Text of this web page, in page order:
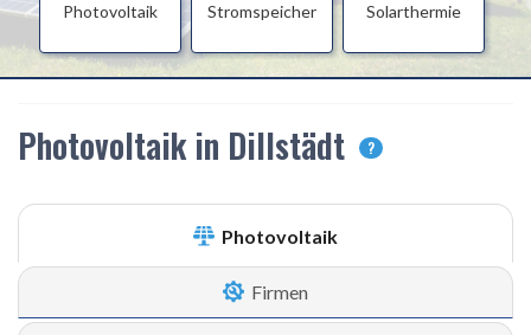
Photovoltaik Stromspeicher Solarthermie
Photovoltaik in Dillstädt ?
Photovoltaik
Firmen